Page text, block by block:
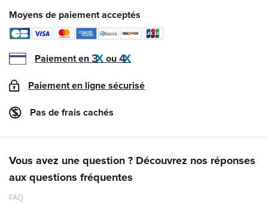
Moyens de paiement acceptés
Paiement en ou
Paiement en ligne sécurisé
Pas de frais cachés
Vous avez une question ? Découvrez nos réponses
aux questions fréquentes
FAQ